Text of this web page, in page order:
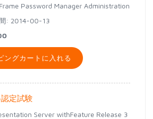
Password Manager Administration
: 2014-00-13
ングカートに入れる
定試験
Server withFeature Release 3